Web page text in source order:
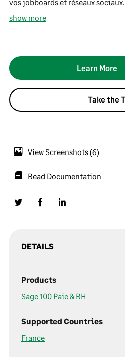
show more
Learn More
Take the
View Screenshots 6
Read Documentation
DETAILS
Products
Sage 100 Paie & RH
Supported Countries
France